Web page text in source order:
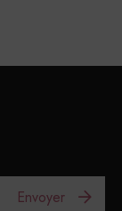
Envoyer